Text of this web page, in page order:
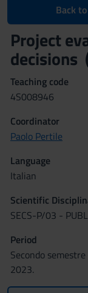
Back
Project
Teaching code
4S008946
Coordinator
Paolo Pertile
Language
Italian
Scientific
SECS-P/03 -
Period
Secondo
2023.